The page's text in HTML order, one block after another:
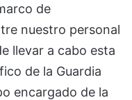
de
nuestro personal
llevar a cabo esta
de la Guardia
encargado de la